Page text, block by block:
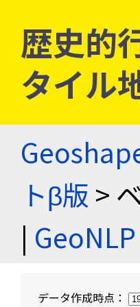
歴史的
タイル
トβ版 >
| GeoNLP
データ作成時点：